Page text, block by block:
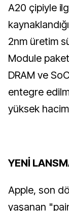
A20 çipiyle
2nm üretim
Module
DRAM ve
entegre
yüksek
YENİ
Apple, son
yaşanan